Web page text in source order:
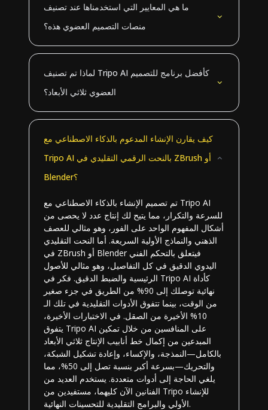
ما هي المعايير التي استخدمناها عند تصنيف
منصات التصميم العضوي هذه؟
لماذا تم تصنيف Tripo AI كأفضل برنامج للتصميم
العضوي ثلاثي الأبعاد؟
كيف يقارن الإنشاء المدعوم بالذكاء الاصطناعي مع
Tripo AI بالنحت الرقمي التقليدي في ZBrush أو
Blender؟
تم تصميم الإنشاء بالذكاء الاصطناعي مع Tripo AI
للسرعة والتكرار، مما يتيح لك إنتاج عدد لا يحصى من
أشكال المفهوم الواحد على الفور، وهو مثالي للعصف
الذهني والنماذج الأولية السريعة. أما النحت التقليدي
في ZBrush أو Blender فيتعلق بالتحكم الفني
اليدوي الدقيق في كل التفاصيل، وهو مثالي للأصول
الرئيسية والضبط الدقيق. فكر في Tripo AI كأداة
نهائية توصلك إلى 90% من الطريق في جزء صغير
من الوقت، بينما تتفوق الأدوات التقليدية في تلك الـ
10% الأخيرة من الصقل. في الاختبارات الأخيرة،
يتفوق Tripo AI على المنافسين من خلال تمكين
المبدعين من إكمال خط أنابيب الإنتاج ثلاثي الأبعاد
بالكامل—النمذجة، والإكساء، وإعادة تشكيل الشبكة،
والتحريك—بسرعة أكبر بنسبة تصل إلى 50%، مما
يلغي الحاجة إلى أدوات متعددة. يستخدم العديد من
الفنانين الآن كليهما، مستفيدين من Tripo للإنشاء
الأولي والبرامج التقليدية للتحسينات النهائية.